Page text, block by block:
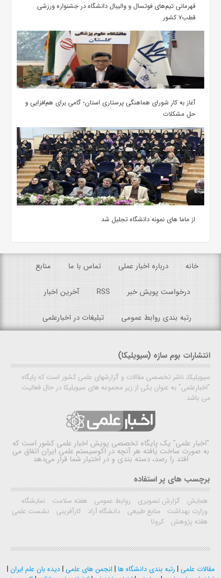
قهرمانی تیم‌های فوتسال و والیبال دانشگاه در جشنواره ورزشی
قطب۷ کشور
آغاز به کار شورای هماهنگی پرستاری استان؛ گامی برای هم‌افزایی و
حل مشکلات
از ماما های نمونه دانشگاه تجلیل شد
خانه درباره اخبار عملی تماس با ما منابع
درخواست پویش خبر RSS آخرین اخبار
رتبه بندی روابط عمومی تبلیغات در اخبارعلمی
انتشارات بوم سازه (سیویلیکا)
سیویلیکا، ناشر تخصصی مقالات و گزارشهای علمی کشور است که پایگاه
"اخبارعلمی" به عنوان یکی از زیر مجموعه های سیویلیکا در حال فعالیت
می باشد.
"اخبار علمی" یک پایگاه تخصصی پویش اخبار علمی کشور است که
به صورت ساخت یافته هر آنچه در اکوسیستم علمی ایران اتفاق می
افتد را رصد، دسته بندی و در اختیار شما قرار می‌دهد
برچسب های پر استفاده
همایش گزارش تصویری روابط عمومی هفته سلامت
نمایشگاه
وزارت بهداشت
منابع طبیعی دانشگاه آزاد کارآفرینی
نشست علمی
هفته پژوهش
کرونا
مقالات علمی | رتبه بندی دانشگاه ها | انجمن های علمی |دیده بان علم ایران |